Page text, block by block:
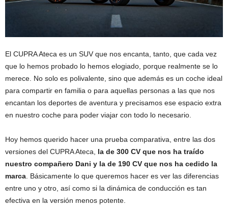
El CUPRA Ateca es un SUV que nos encanta, tanto, que cada vez
que lo hemos probado lo hemos elogiado, porque realmente se lo
merece. No solo es polivalente, sino que además es un coche ideal
para compartir en familia o para aquellas personas a las que nos
encantan los deportes de aventura y precisamos ese espacio extra
en nuestro coche para poder viajar con todo lo necesario.
Hoy hemos querido hacer una prueba comparativa, entre las dos
versiones del CUPRA Ateca, la de 300 CV que nos ha traído
nuestro compañero Dani y la de 190 CV que nos ha cedido la
marca . Básicamente lo que queremos hacer es ver las diferencias
entre uno y otro, así como si la dinámica de conducción es tan
efectiva en la versión menos potente.